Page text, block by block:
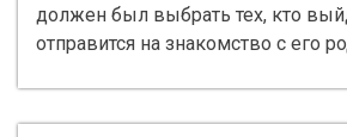
должен был выбрать тех, кто
отправится на знакомство с его